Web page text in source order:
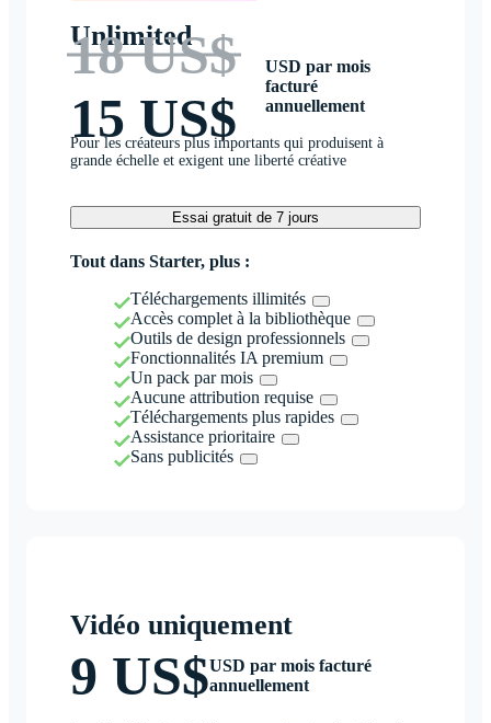
Unlimited
18 US$
15 US$
USD par mois
facturé
annuellement
Pour les créateurs plus importants qui produisent à
grande échelle et exigent une liberté créative
Essai gratuit de 7 jours
Tout dans Starter, plus :
Téléchargements illimités
Accès complet à la bibliothèque
Outils de design professionnels
Fonctionnalités IA premium
Un pack par mois
Aucune attribution requise
Téléchargements plus rapides
Assistance prioritaire
Sans publicités
Vidéo uniquement
9 US$USD par mois facturé
annuellement